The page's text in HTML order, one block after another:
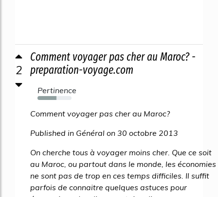
2
Comment voyager pas cher au Maroc? -
preparation-voyage.com
Pertinence
55%
Comment voyager pas cher au Maroc?
Published in Général on 30 octobre 2013
On cherche tous à voyager moins cher. Que ce soit
au Maroc, ou partout dans le monde, les économies
ne sont pas de trop en ces temps difficiles. Il suffit
parfois de connaitre quelques astuces pour